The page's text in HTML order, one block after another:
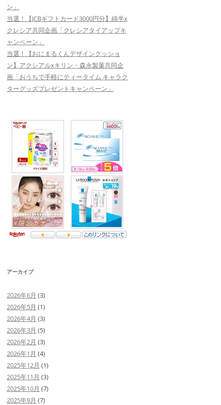
ン」
当選！【JCBギフトカード3000円分】綿半x
クレシア共同企画「クレシアタイアップキ
ャンペーン」
当選！【おにまるくんデザインクッショ
ン】アクシアルxキリン・森永製菓共同企
画「おうちで手軽にティータイム キャラク
ターグッズプレゼントキャンペーン」
アーカイブ
2026年6月 (3)
2026年5月 (1)
2026年4月 (3)
2026年3月 (5)
2026年2月 (3)
2026年1月 (4)
2025年12月 (1)
2025年11月 (3)
2025年10月 (7)
2025年9月 (7)